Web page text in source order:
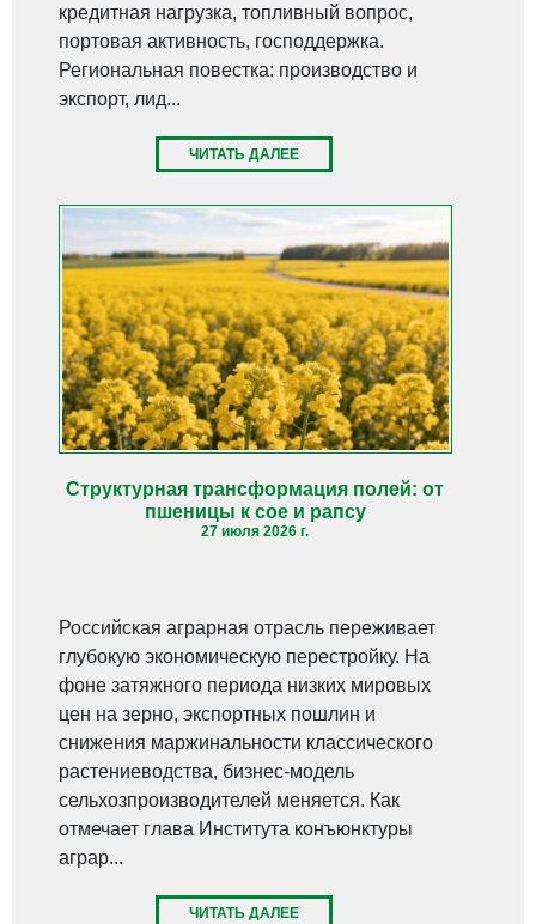
кредитная нагрузка, топливный вопрос,
портовая активность, господдержка.
Региональная повестка: производство и
экспорт, лид...
ЧИТАТЬ ДАЛЕЕ
Структурная трансформация полей: от
пшеницы к сое и рапсу
27 июля 2026 г.
Российская аграрная отрасль переживает
глубокую экономическую перестройку. На
фоне затяжного периода низких мировых
цен на зерно, экспортных пошлин и
снижения маржинальности классического
растениеводства, бизнес-модель
сельхозпроизводителей меняется. Как
отмечает глава Института конъюнктуры
аграр...
ЧИТАТЬ ДАЛЕЕ